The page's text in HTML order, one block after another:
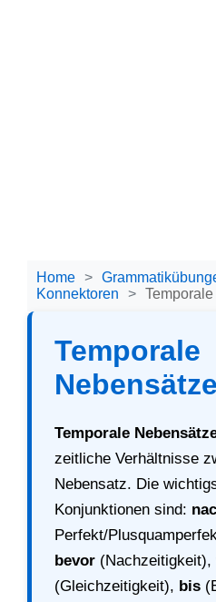
Home
Konnektoren
Temporale
Nebensätze
Temporale
zeitliche Verhältnisse
Nebensatz. Die
Konjunktionen sind:
Perfekt/
bevor(Nachzeitigkeit),
(Gleichzeitigkeit), bis